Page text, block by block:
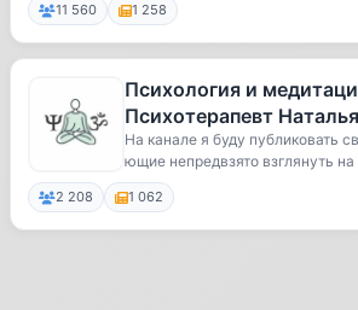
11 560 1 258
Психология и
Психотерапевт
На канале я буду публиковать
ющие непредвзято взглянуть
2 208 1 062